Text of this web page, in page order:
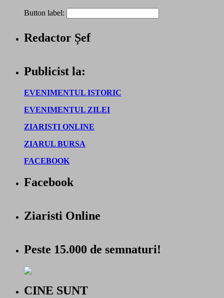
Button label:
Redactor Șef
Publicist la:
EVENIMENTUL ISTORIC
EVENIMENTUL ZILEI
ZIARISTI ONLINE
ZIARUL BURSA
FACEBOOK
Facebook
Ziaristi Online
Peste 15.000 de semnaturi!
CINE SUNT